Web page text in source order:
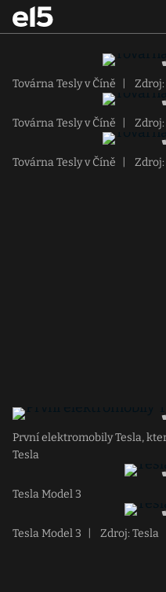
Továrna Tesly v Číně
Továrna Tesly v Číně
Továrna Tesly v Číně
První elektromobily Tesla,
Tesla
Tesla Model 3
Tesla Model 3 Zdroj: Tesla